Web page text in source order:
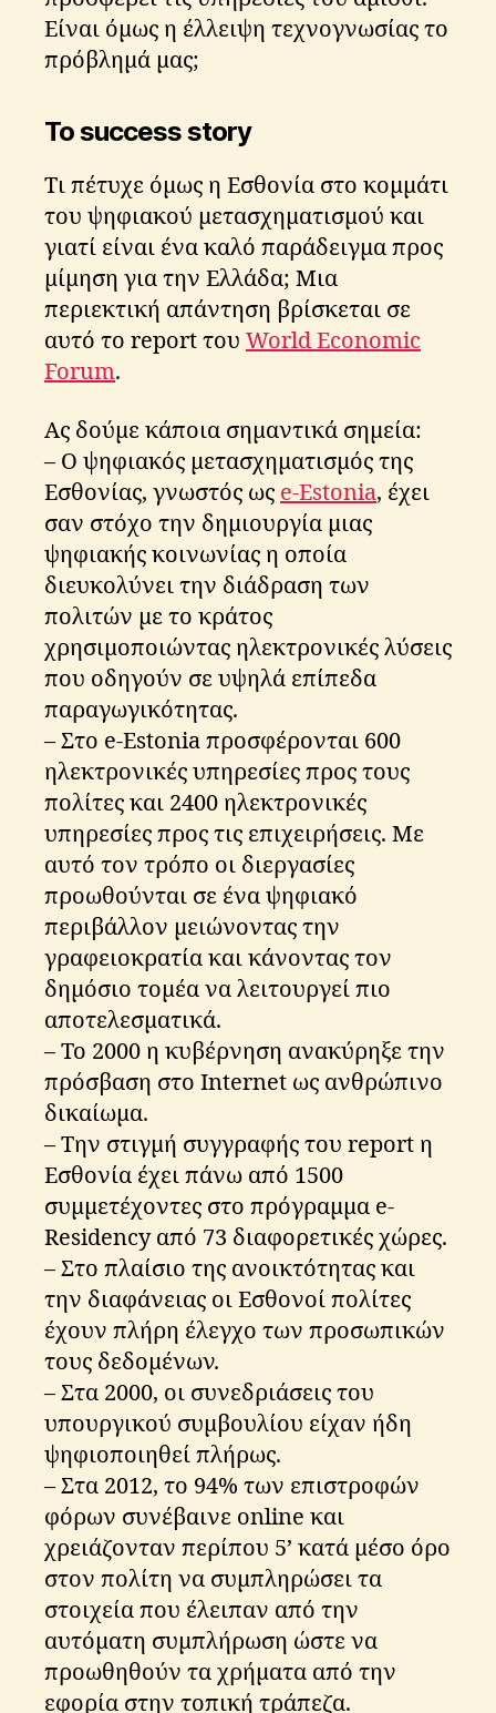
Είναι όμως η έλλειψη τεχνογνωσίας το
πρόβλημά μας;
Τοsuccessstory
Τι πέτυχε όμως η Εσθονία στο κομμάτι
του ψηφιακού μετασχηματισμού και
γιατί είναι ένα καλό παράδειγμα προς
μίμηση για την Ελλάδα; Μια
περιεκτική απάντηση βρίσκεται σε
αυτό το report του World Economic
Forum.
Ας δούμε κάποια σημαντικά σημεία:
– Ο ψηφιακός μετασχηματισμός της
Εσθονίας, γνωστός ως e-Estonia, έχει
σαν στόχο την δημιουργία μιας
ψηφιακής κοινωνίας η οποία
διευκολύνει την διάδραση των
πολιτών με το κράτος
χρησιμοποιώντας ηλεκτρονικές λύσεις
που οδηγούν σε υψηλά επίπεδα
παραγωγικότητας.
– Στο e-Estonia προσφέρονται 600
ηλεκτρονικές υπηρεσίες προς τους
πολίτες και 2400 ηλεκτρονικές
υπηρεσίες προς τις επιχειρήσεις. Με
αυτό τον τρόπο οι διεργασίες
προωθούνται σε ένα ψηφιακό
περιβάλλον μειώνοντας την
γραφειοκρατία και κάνοντας τον
δημόσιο τομέα να λειτουργεί πιο
αποτελεσματικά.
– Το 2000 η κυβέρνηση ανακύρηξε την
πρόσβαση στο Internet ως ανθρώπινο
δικαίωμα.
– Την στιγμή συγγραφής του report η
Εσθονία έχει πάνω από 1500
συμμετέχοντες στο πρόγραμμα e-
Residency από 73 διαφορετικές χώρες.
– Στο πλαίσιο της ανοικτότητας και
την διαφάνειας οι Εσθονοί πολίτες
έχουν πλήρη έλεγχο των προσωπικών
τους δεδομένων.
– Στα 2000, οι συνεδριάσεις του
υπουργικού συμβουλίου είχαν ήδη
ψηφιοποιηθεί πλήρως.
– Στα 2012, το 94% των επιστροφών
φόρων συνέβαινε online και
χρειάζονταν περίπου 5’ κατά μέσο όρο
στον πολίτη να συμπληρώσει τα
στοιχεία που έλειπαν από την
αυτόματη συμπλήρωση ώστε να
προωθηθούν τα χρήματα από την
εφορία στην τοπική τράπεζα.